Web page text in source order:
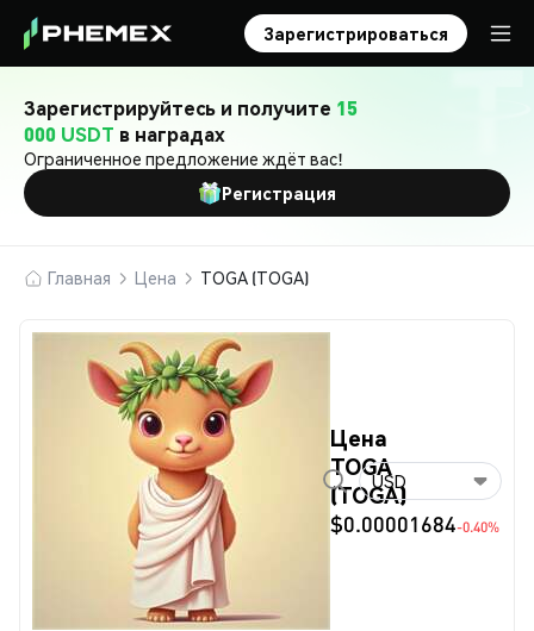
Зарегистрироваться
Зарегистрируйтесь и получите 15
000 USDT в наградах
Ограниченное предложение ждёт вас!
Регистрация
Главная Цена TOGA (TOGA)
Цена
TOGA
(TOGA)
$0.00001684-0.40%
USD